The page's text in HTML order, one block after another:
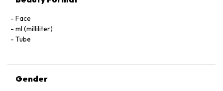
Face
ml (milliliter)
Tube
Gender